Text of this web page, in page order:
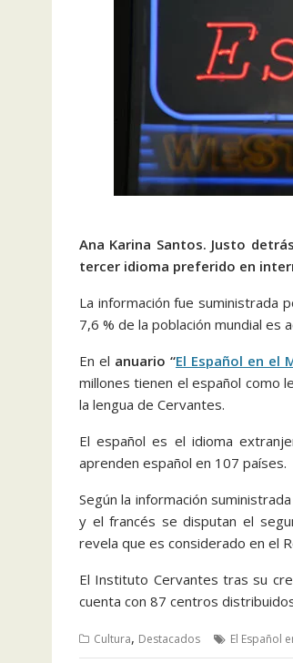
Ana Karina Santos. Justo
tercer idioma preferido en
La información fue suministrada
7,6 % de la población mundial es
En el anuario “El Español en el
millones tienen el español como
la lengua de Cervantes.
El español es el idioma
aprenden español en 107 países.
Según la información
y el francés se disputan el
revela que es considerado en el
El Instituto Cervantes tras su
cuenta con 87 centros
Cultura, Destacados El Español